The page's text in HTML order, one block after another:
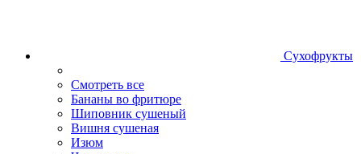
Сухофрукты
Смотреть все
Бананы во фритюре
Шиповник сушеный
Вишня сушеная
Изюм